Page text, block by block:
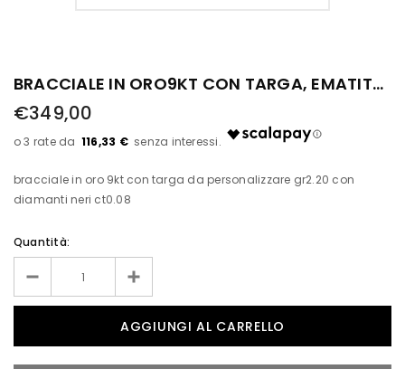
BRACCIALE IN ORO9KT CON TARGA, EMATITE DIAMANTI
€349,00
116,33 €
bracciale in oro 9kt con targa da personalizzare gr2.20 con
diamanti neri ct0.08
Quantità: